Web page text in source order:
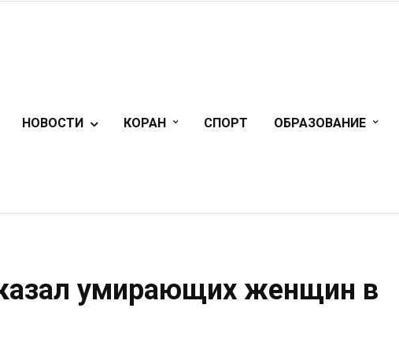
НОВОСТИ КОРАН СПОРТ ОБРАЗОВАНИЕ
умирающих женщин в